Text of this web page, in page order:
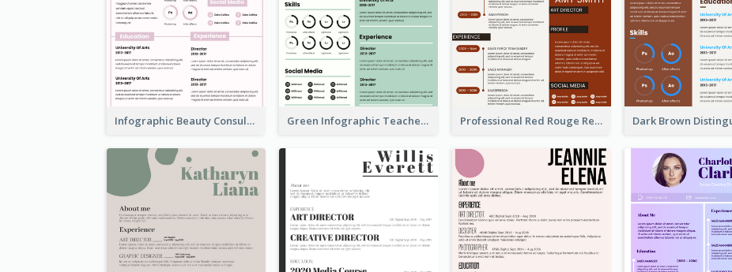
Infographic Beauty Consultant Resume Green Infographic Teacher Resume Professional Red Rouge Resume